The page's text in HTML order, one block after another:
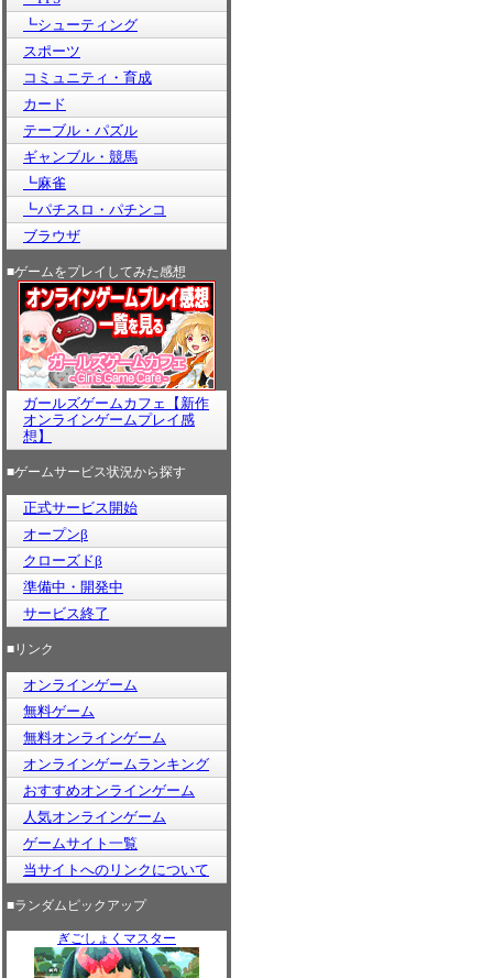
┗シューティング
スポーツ
コミュニティ・育成
カード
テーブル・パズル
ギャンブル・競馬
┗麻雀
┗パチスロ・パチンコ
ブラウザ
■ゲームをプレイしてみた感想
ガールズゲームカフェ【新作
オンラインゲームプレイ感
想】
■ゲームサービス状況から探す
正式サービス開始
オープンβ
クローズドβ
準備中・開発中
サービス終了
■リンク
オンラインゲーム
無料ゲーム
無料オンラインゲーム
オンラインゲームランキング
おすすめオンラインゲーム
人気オンラインゲーム
ゲームサイト一覧
当サイトへのリンクについて
■ランダムピックアップ
ぎごしょくマスター